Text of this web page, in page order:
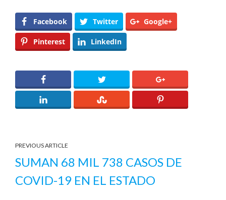
Facebook Twitter Google+
Pinterest LinkedIn
PREVIOUS ARTICLE
SUMAN 68 MIL 738 CASOS DE
COVID-19 EN EL ESTADO